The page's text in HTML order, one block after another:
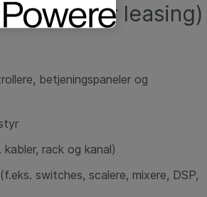
leje eller leasing)
betjeningspaneler og
rack og kanal)
switches, scalere, mixere, DSP,